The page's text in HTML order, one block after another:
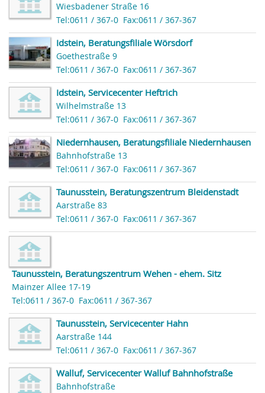
Wiesbadener Straße 16
Tel:0611 / 367-0 Fax:0611 / 367-367
Idstein, Beratungsfiliale Wörsdorf
Goethestraße 9
Tel:0611 / 367-0 Fax:0611 / 367-367
Idstein, Servicecenter Heftrich
Wilhelmstraße 13
Tel:0611 / 367-0 Fax:0611 / 367-367
Niedernhausen, Beratungsfiliale Niedernhausen
Bahnhofstraße 13
Tel:0611 / 367-0 Fax:0611 / 367-367
Taunusstein, Beratungszentrum Bleidenstadt
Aarstraße 83
Tel:0611 / 367-0 Fax:0611 / 367-367
Taunusstein, Beratungszentrum Wehen - ehem. Sitz
Mainzer Allee 17-19
Tel:0611 / 367-0 Fax:0611 / 367-367
Taunusstein, Servicecenter Hahn
Aarstraße 144
Tel:0611 / 367-0 Fax:0611 / 367-367
Walluf, Servicecenter Walluf Bahnhofstraße
Bahnhofstraße